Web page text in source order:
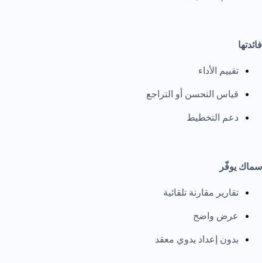
فائدتها
تقييم الأداء
قياس التحسن أو التراجع
دعم التخطيط
سماك يوفّر
تقارير مقارنة تلقائية
عرض واضح
بدون إعداد يدوي معقد